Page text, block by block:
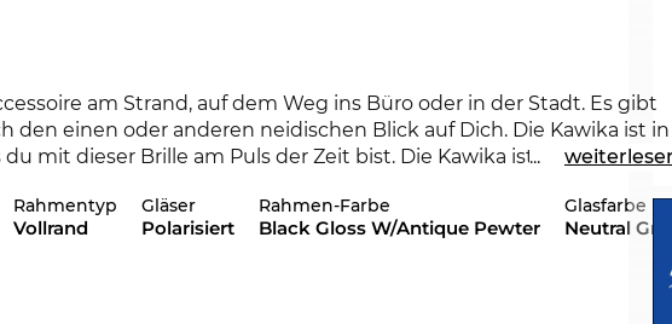
am Strand, auf dem Weg ins Büro oder in der Stadt. Es gibt
den einen oder anderen neidischen Blick auf Dich. Die Kawika ist in
mit dieser Brille am Puls der Zeit bist. Die Kawika ist im Edel-
der sicheren Seite. Mit 100% UV-Schutzfür Deine Augen kann die
...
Rahmentyp
Vollrand
Gläser
Polarisiert
Rahmen-Farbe
Black Gloss W/Antique Pewter
Glasfarbe
Neutral Grey